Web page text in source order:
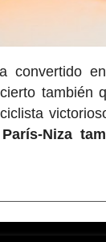
convertido
también
Niza